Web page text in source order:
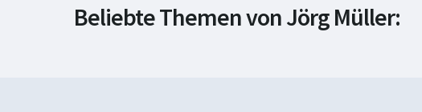
Beliebte Themen von Jörg Müller:
Netzwerke & Systeme DevOps